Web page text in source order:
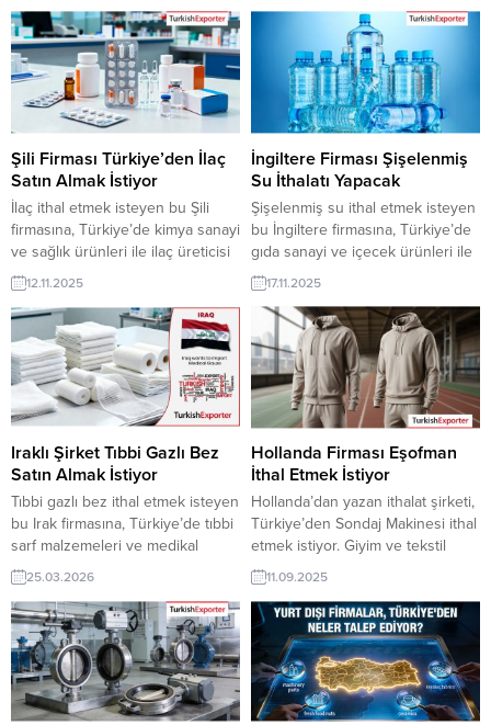
Şili Firması Türkiye’den İlaç
Satın Almak İstiyor
İlaç ithal etmek isteyen bu Şili
firmasına, Türkiye’de kimya sanayi
ve sağlık ürünleri ile ilaç üreticisi
veya tedarikçisi olan ihracatçı
firmalar teklif sunabilirler. Yeni bir
ihracat pazarı fırsatı olan bu alım
ilanının iletişim bilgilerine
TurkishExporter VIP üyeleri ile TE
üyelik kredisi sahibi ihracat
şirketleri erişebilmektedir. ➤ Bu
ithalat alım talebinin...
12.11.2025
İngiltere Firması Şişelenmiş
Su İthalatı Yapacak
Şişelenmiş su ithal etmek isteyen
bu İngiltere firmasına, Türkiye’de
gıda sanayi ve içecek ürünleri ile
şişelenmiş su üreticisi veya
tedarikçisi olan ihracatçı firmalar
teklif sunabilirler. Yeni bir ihracat
pazarı fırsatı olan bu alım ilanının
iletişim bilgilerine TurkishExporter
VIP üyeleri ile TE üyelik kredisi
sahibi ihracat şirketleri
erişebilmektedir. ➤ Bu ithalat...
17.11.2025
Iraklı Şirket Tıbbi Gazlı Bez
Satın Almak İstiyor
Tıbbi gazlı bez ithal etmek isteyen
bu Irak firmasına, Türkiye’de tıbbi
sarf malzemeleri ve medikal
tekstil ürünleri ile gazlı bez
üreticisi veya tedarikçisi olan
ihracatçı firmalar teklif sunabilirler.
Yeni bir ihracat pazarı fırsatı olan
bu alım ilanının iletişim bilgilerine
TurkishExporter VIP üyeleri ile TE
üyelik kredisi sahibi ihracat
25.03.2026
Hollanda Firması Eşofman
İthal Etmek İstiyor
Hollanda’dan yazan ithalat şirketi,
Türkiye’den Sondaj Makinesi ithal
etmek istiyor. Giyim ve tekstil
ürünler üreticisi ve tedarikçisi
olan Türk şirketler için
Hollanda’dan gelen bu talep yeni
bir ihracat pazarı olabilir. Bu alım
ilanın detaylarına TurkishExporter
/ VIP üyeleri cevap verebilir. ➤
Talebin detaylarına buradan
11.09.2025